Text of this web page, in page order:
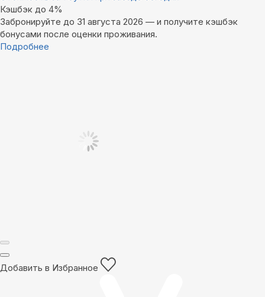
Кэшбэк до 4%
Забронируйте до 31 августа 2026 — и получите кэшбэк
бонусами после оценки проживания.
Подробнее
Добавить в Избранное